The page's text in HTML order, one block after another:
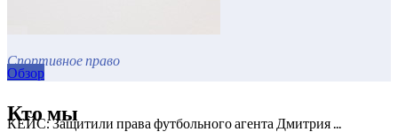
Спортивное право
КЕЙС: Защитили права футбольного агента Дмитрия ...
Обзор
Кто мы